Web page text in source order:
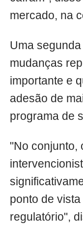
mercado, na
Uma
mudanças
importante e
adesão de
programa de
"No conjunto,
ponto de
regulatório",